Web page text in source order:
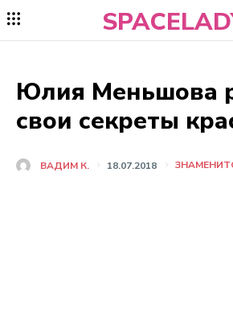
Юлия Меньшова
свои секреты
ВАДИМ К. 18.07.2018